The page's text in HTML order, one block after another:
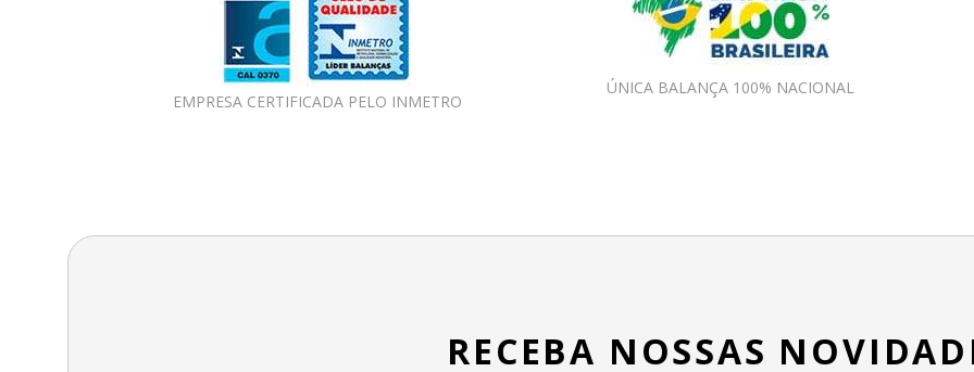
EMPRESA CERTIFICADA PELO INMETRO
ÚNICA BALANÇA 100% NACIONAL
RECEBA NOSSAS